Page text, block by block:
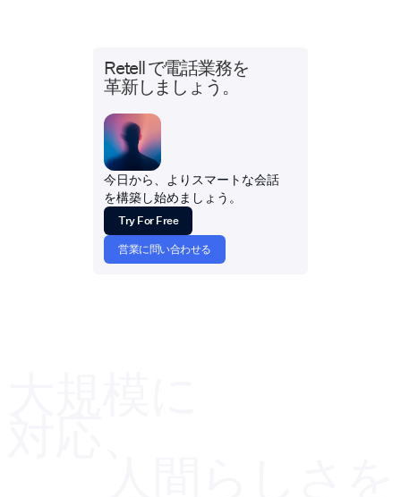
Retell で電話業務を
革新しましょう。
今日から、よりスマートな会話
を構築し始めましょう。
Try For Free
営業に問い合わせる